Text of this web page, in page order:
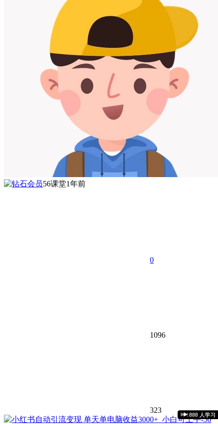
949 人学习
1481 人学习
1604 人学习
1528 人学习
1379 人学习
1416 人学习
1037 人学习
823 人学习
1096 人学习
56课堂1年前
0
1096
323
930 人学习
880 人学习
977 人学习
1800 人学习
888 人学习